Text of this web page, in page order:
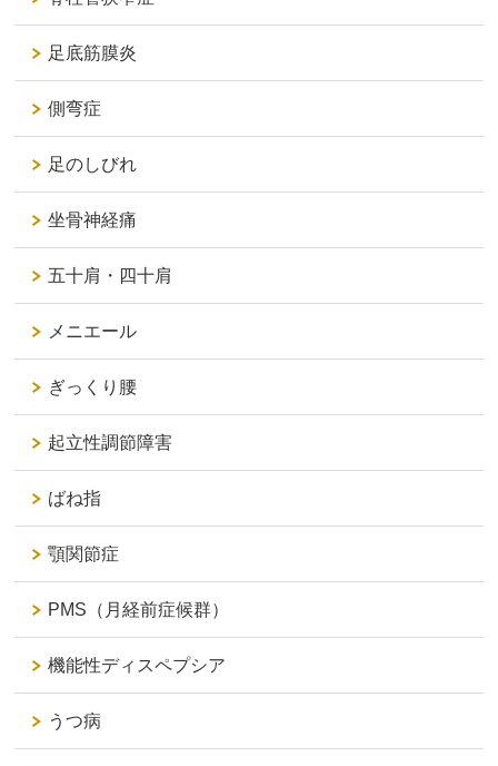
足底筋膜炎
側弯症
足のしびれ
坐骨神経痛
五十肩・四十肩
メニエール
ぎっくり腰
起立性調節障害
ばね指
顎関節症
PMS（月経前症候群）
機能性ディスペプシア
うつ病